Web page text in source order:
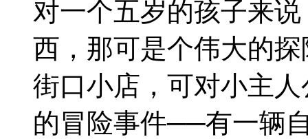
对一个五岁的孩子来
西，那可是个伟大的
街口小店，可对小主
的冒险事件──有一辆